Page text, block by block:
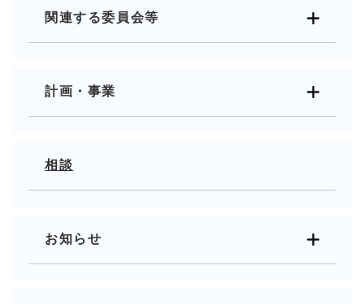
関連する委員会等
計画・事業
相談
お知らせ